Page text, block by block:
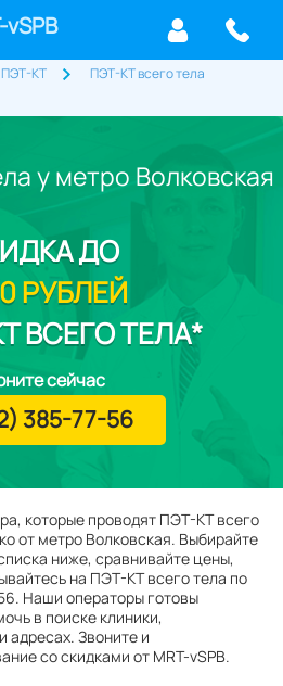
vSPB
ПЭТ-КТ
ПЭТ-КТ всего тела
у метро Волковская
которые проводят ПЭТ-КТ всего
от метро Волковская. Выбирайте
ниже, сравнивайте цены,
на ПЭТ-КТ всего тела по
Наши операторы готовы
в поиске клиники,
адресах. Звоните и
со скидками от MRT-vSPB.
ДО
РУБЛЕЙ
ВСЕГО ТЕЛА*
сейчас
385-77-56